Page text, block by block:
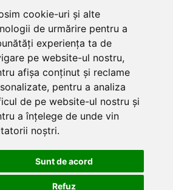
cookie-uri și alte
de urmărire pentru a
experiența ta de
pe website-ul nostru,
afișa conținut și reclame
pentru a analiza
de pe website-ul nostru și
a înțelege de unde vin
noștri.
Sunt de acord
Refuz
francez care concepe tratamente
accesibile pentru a păstra și restabili
FAQ
si plata Mențiuni legale